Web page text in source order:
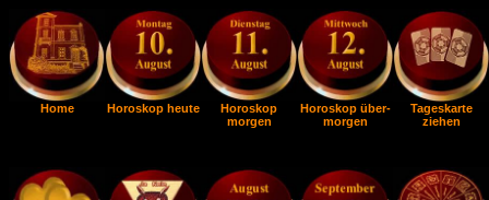
Home Horoskop heute
Horoskop
morgen
Horoskop über-
morgen
Tageskarte
ziehen